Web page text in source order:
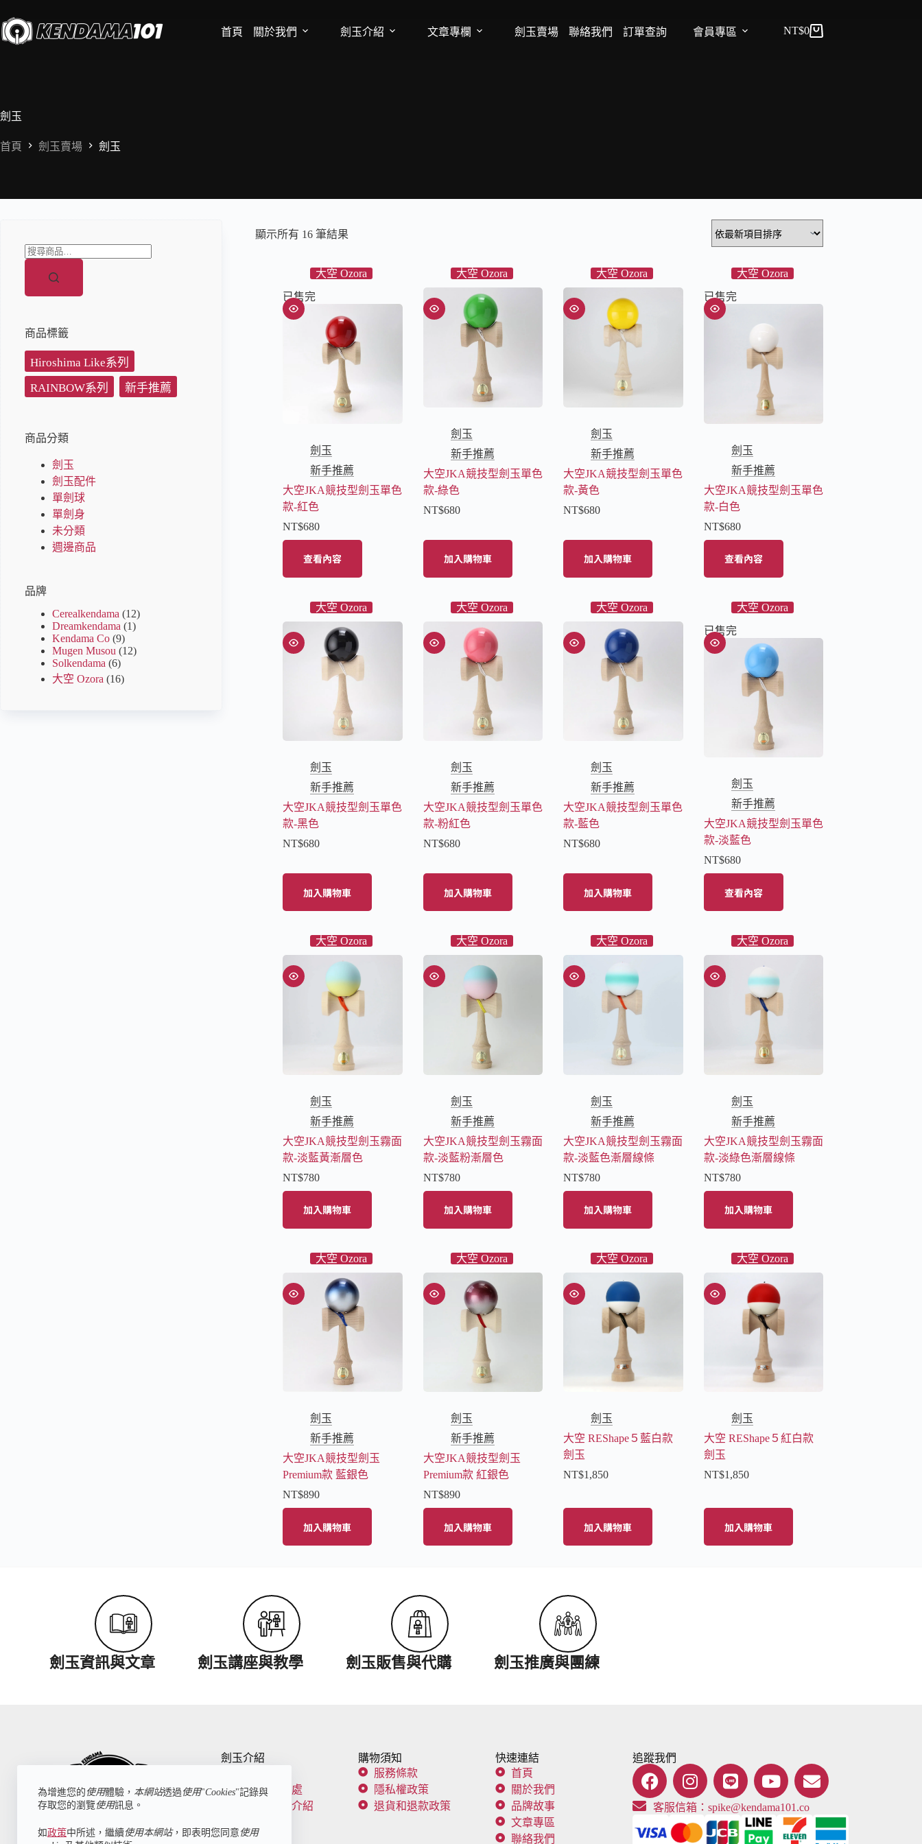
為增進您的 使用體驗， 本網站透過 使用"Cookies"記錄與
存取您的瀏覽 使用訊息。
如政策中所述，繼續 使用本網站，即表明您同意 使用
首頁 關於我們 劍玉介紹 文章專欄 劍玉賣場 聯絡我們 訂單查詢 會員專區 NT$0
劍玉
首頁 劍玉賣場 劍玉
顯示所有 16 筆結果
大空 Ozora
已售完
劍玉
新手推薦
大空JKA競技型劍玉單色
款-紅色
NT$680
查看內容
大空 Ozora
劍玉
新手推薦
大空JKA競技型劍玉單色
款-綠色
NT$680
加入購物車
大空 Ozora
劍玉
新手推薦
大空JKA競技型劍玉單色
款-黃色
NT$680
加入購物車
大空 Ozora
已售完
劍玉
新手推薦
大空JKA競技型劍玉單色
款-白色
NT$680
查看內容
大空 Ozora
劍玉
新手推薦
大空JKA競技型劍玉單色
款-黑色
NT$680
加入購物車
大空 Ozora
劍玉
新手推薦
大空JKA競技型劍玉單色
款-粉紅色
NT$680
加入購物車
大空 Ozora
劍玉
新手推薦
大空JKA競技型劍玉單色
款-藍色
NT$680
加入購物車
大空 Ozora
已售完
劍玉
新手推薦
大空JKA競技型劍玉單色
款-淡藍色
NT$680
查看內容
大空 Ozora
劍玉
新手推薦
大空JKA競技型劍玉霧面
款-淡藍黃漸層色
NT$780
加入購物車
大空 Ozora
劍玉
新手推薦
大空JKA競技型劍玉霧面
款-淡藍粉漸層色
NT$780
加入購物車
大空 Ozora
劍玉
新手推薦
大空JKA競技型劍玉霧面
款-淡藍色漸層線條
NT$780
加入購物車
大空 Ozora
劍玉
新手推薦
大空JKA競技型劍玉霧面
款-淡綠色漸層線條
NT$780
加入購物車
大空 Ozora
劍玉
新手推薦
大空JKA競技型劍玉
Premium款 藍銀色
NT$890
加入購物車
大空 Ozora
劍玉
新手推薦
大空JKA競技型劍玉
Premium款 紅銀色
NT$890
加入購物車
大空 Ozora
劍玉
大空 REShape５藍白款
劍玉
NT$1,850
加入購物車
大空 Ozora
劍玉
大空 REShape５紅白款
劍玉
NT$1,850
加入購物車
商品標籤
Hiroshima Like系列
RAINBOW系列
新手推薦
商品分類
劍玉
劍玉配件
單劍球
單劍身
未分類
週邊商品
品牌
Cerealkendama (12)
Dreamkendama (1)
Kendama Co (9)
Mugen Musou (12)
Solkendama (6)
大空 Ozora (16)
劍玉資訊與文章 劍玉講座與教學 劍玉販售與代購 劍玉推廣與團練
劍玉介紹
玩劍玉的好處
劍玉的結構介紹
購物須知
服務條款
隱私權政策
退貨和退款政策
快速連結
首頁
關於我們
品牌故事
文章專區
聯絡我們
追蹤我們
客服信箱： spike@kendama101.co